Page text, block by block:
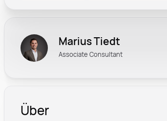
Marius Tiedt
Associate Consultant
Über